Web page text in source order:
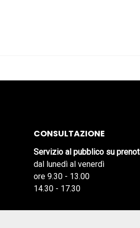
CONSULTAZIONE
Servizio al pubblico su
dal lunedì al venerdì
ore 9.30 - 13.00
14.30 - 17.30